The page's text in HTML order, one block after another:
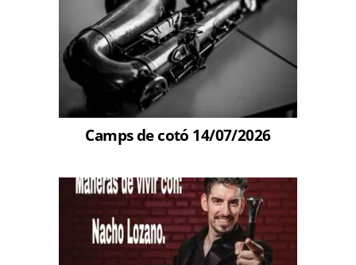
Camps de cotó 14/07/2026